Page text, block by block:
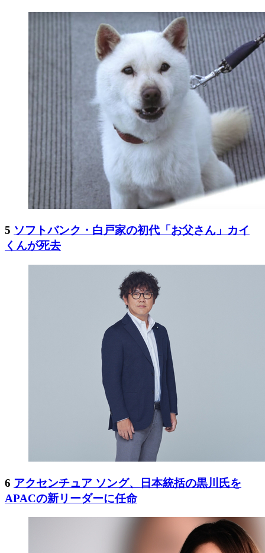
5 ソフトバンク・白戸家の初代「お父さん」カイ
くんが死去
6 アクセンチュア ソング、日本統括の黒川氏を
APACの新リーダーに任命